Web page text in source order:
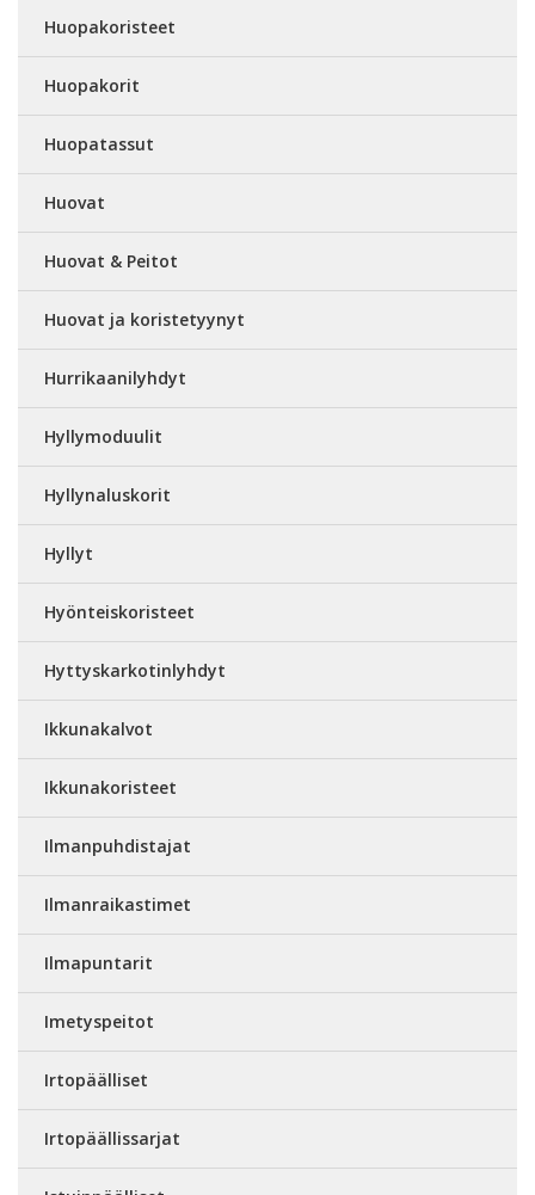
Huopakoristeet
Huopakorit
Huopatassut
Huovat
Huovat & Peitot
Huovat ja koristetyynyt
Hurrikaanilyhdyt
Hyllymoduulit
Hyllynaluskorit
Hyllyt
Hyönteiskoristeet
Hyttyskarkotinlyhdyt
Ikkunakalvot
Ikkunakoristeet
Ilmanpuhdistajat
Ilmanraikastimet
Ilmapuntarit
Imetyspeitot
Irtopäälliset
Irtopäällissarjat